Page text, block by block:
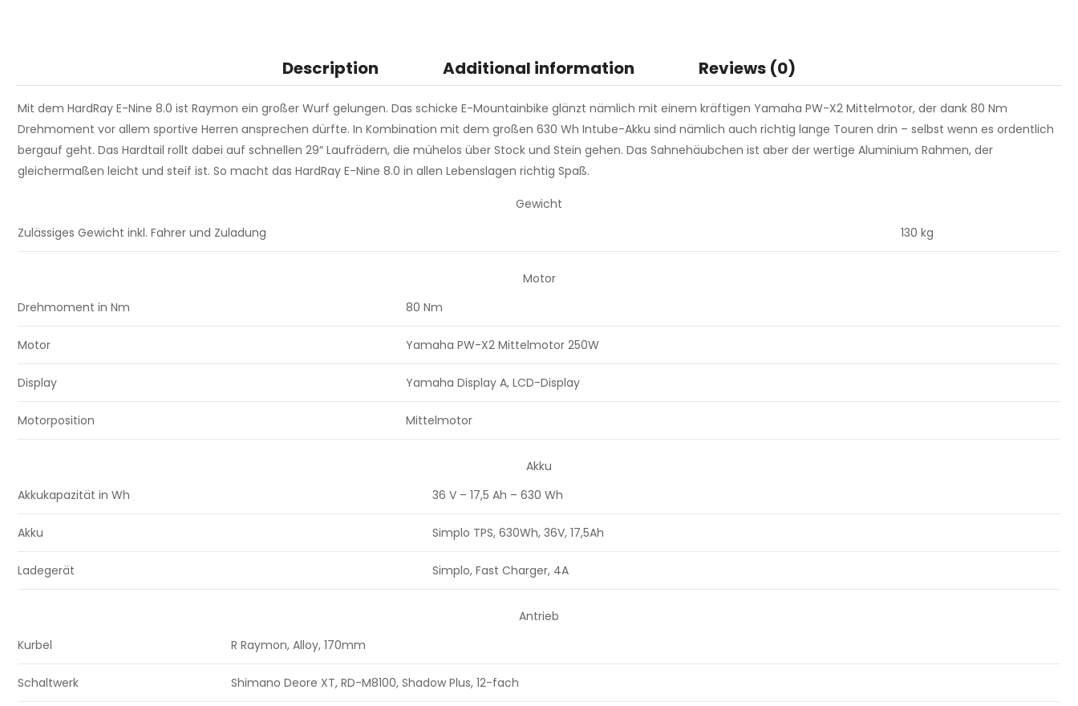
Description Additional information Reviews (0)
Mit dem HardRay E-Nine 8.0 ist Raymon ein großer Wurf gelungen. Das schicke E-Mountainbike glänzt nämlich mit einem kräftigen Yamaha PW-X2 Mittelmotor, der dank 80 Nm
Drehmoment vor allem sportive Herren ansprechen dürfte. In Kombination mit dem großen 630 Wh Intube-Akku sind nämlich auch richtig lange Touren drin – selbst wenn es ordentlich
bergauf geht. Das Hardtail rollt dabei auf schnellen 29″ Laufrädern, die mühelos über Stock und Stein gehen. Das Sahnehäubchen ist aber der wertige Aluminium Rahmen, der
gleichermaßen leicht und steif ist. So macht das HardRay E-Nine 8.0 in allen Lebenslagen richtig Spaß.
Gewicht
Zulässiges Gewicht inkl. Fahrer und Zuladung
130 kg
Motor
Drehmoment in Nm
80 Nm
Motor Yamaha PW-X2 Mittelmotor 250W
Display Yamaha Display A, LCD-Display
Motorposition Mittelmotor
Akku
Akkukapazität in Wh
36 V – 17,5 Ah – 630 Wh
Akku Simplo TPS, 630Wh, 36V, 17,5Ah
Ladegerät Simplo, Fast Charger, 4A
Antrieb
Kurbel
R Raymon, Alloy, 170mm
Schaltwerk Shimano Deore XT, RD-M8100, Shadow Plus, 12-fach